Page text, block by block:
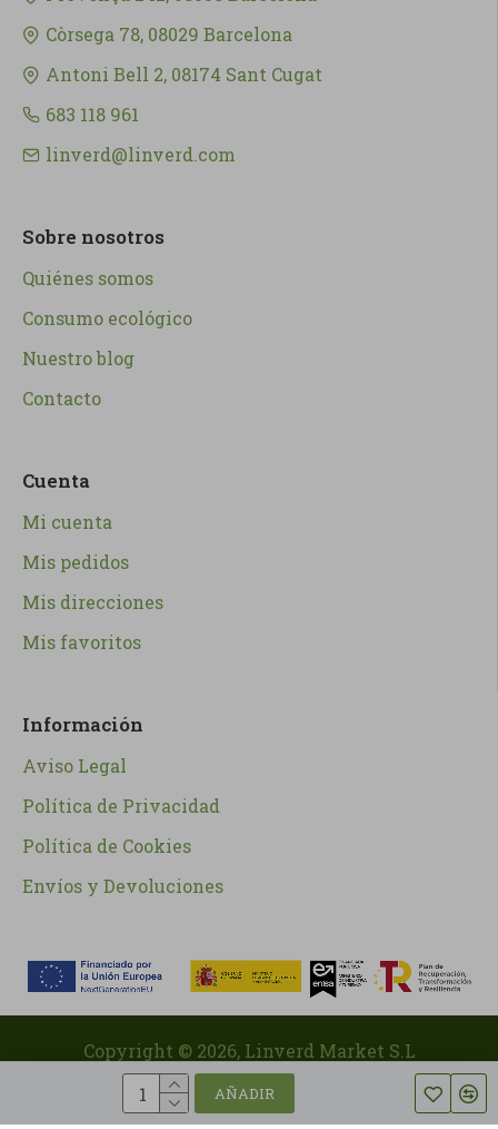
AÑADIR
Còrsega 78, 08029 Barcelona
Antoni Bell 2, 08174 Sant Cugat
683 118 961
linverd@linverd.com
Sobre nosotros
Quiénes somos
Consumo ecológico
Nuestro blog
Contacto
Cuenta
Mi cuenta
Mis pedidos
Mis direcciones
Mis favoritos
Información
Aviso Legal
Política de Privacidad
Política de Cookies
Envíos y Devoluciones
Copyright © 2026, Linverd Market S.L